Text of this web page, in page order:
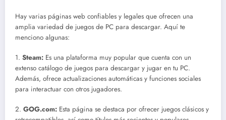
Hay varias páginas web confiables y legales que ofrecen una
amplia variedad de juegos de PC para descargar. Aquí te
menciono algunas:
1. Steam: Es una plataforma muy popular que cuenta con un
extenso catálogo de juegos para descargar y jugar en tu PC.
Además, ofrece actualizaciones automáticas y funciones sociales
para interactuar con otros jugadores.
2. GOG.com: Esta página se destaca por ofrecer juegos clásicos y